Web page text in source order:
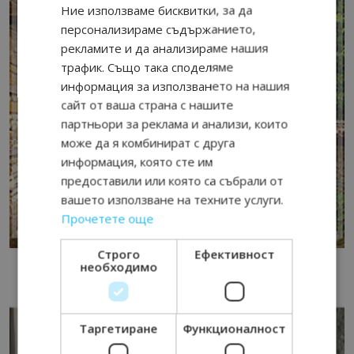
Ние използваме бисквитки, за да
персонализираме съдържанието,
рекламите и да анализираме нашия
трафик. Също така споделяме
информация за използването на нашия
сайт от ваша страна с нашите
партньори за реклама и анализи, които
може да я комбинират с друга
информация, която сте им
предоставили или която са събрали от
вашето използване на техните услуги.
Прочетете още
Строго
необходимо
Ефективност
Таргетиране Функционалност